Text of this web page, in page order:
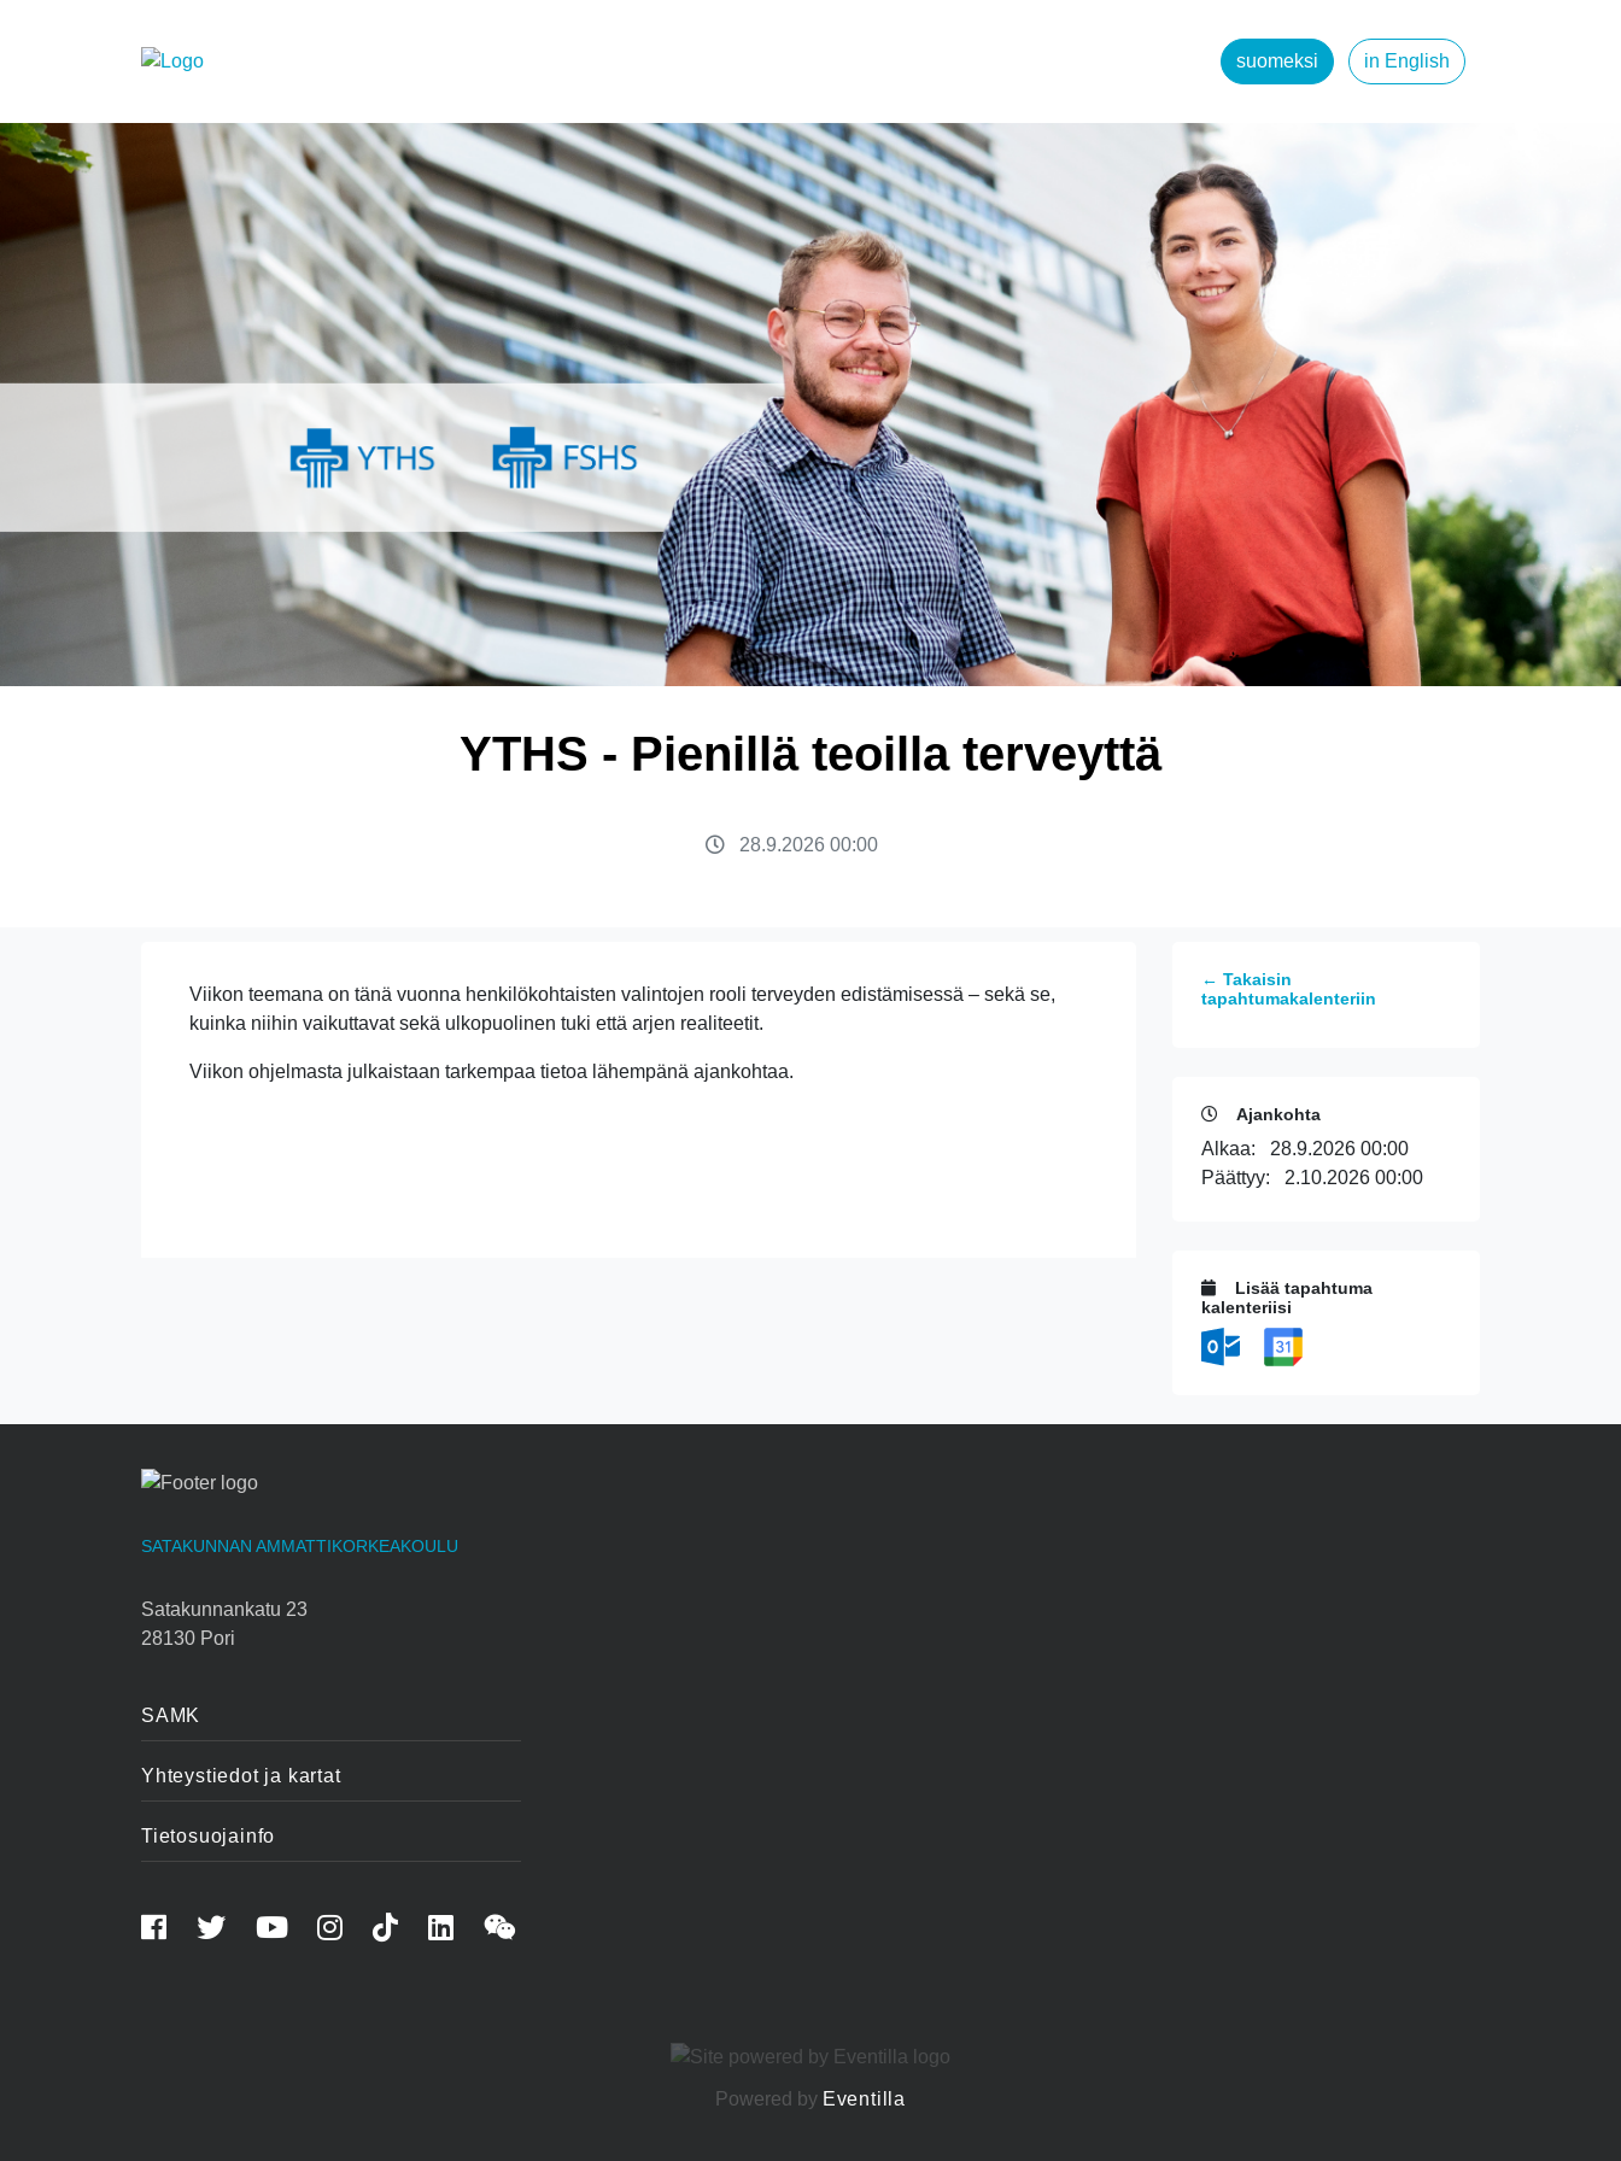
suomeksi in English
YTHS - Pienillä teoilla terveyttä
28.9.2026 00:00
Viikon teemana on tänä vuonna henkilökohtaisten valintojen rooli terveyden edistämisessä – sekä se,
kuinka niihin vaikuttavat sekä ulkopuolinen tuki että arjen realiteetit.
Viikon ohjelmasta julkaistaan tarkempaa tietoa lähempänä ajankohtaa.
← Takaisin
tapahtumakalenteriin
Ajankohta
Alkaa: 28.9.2026 00:00
Päättyy: 2.10.2026 00:00
Lisää tapahtuma
kalenteriisi
SATAKUNNAN AMMATTIKORKEAKOULU
Satakunnankatu 23
28130 Pori
SAMK
Yhteystiedot ja kartat
Tietosuojainfo
Powered by Eventilla